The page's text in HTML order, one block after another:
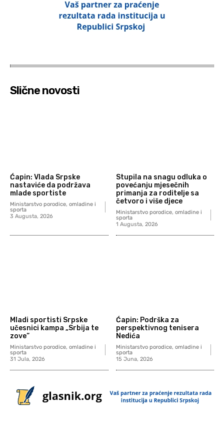
Slične novosti
Ćapin: Vlada Srpske
nastaviće da podržava
mlade sportiste
Ministarstvo porodice, omladine i
sporta
3 Augusta, 2026
Stupila na snagu odluka o
povećanju mjesečnih
primanja za roditelje sa
četvoro i više djece
Ministarstvo porodice, omladine i
sporta
1 Augusta, 2026
Mladi sportisti Srpske
učesnici kampa „Srbija te
zove“
Ministarstvo porodice, omladine i
sporta
31 Jula, 2026
Ćapin: Podrška za
perspektivnog tenisera
Nedića
Ministarstvo porodice, omladine i
sporta
15 Juna, 2026